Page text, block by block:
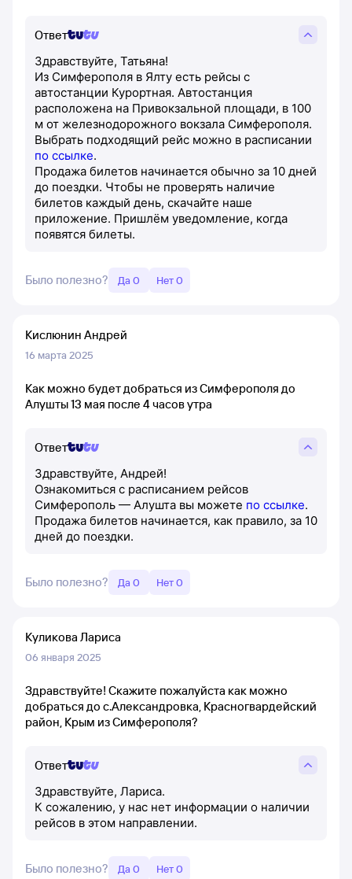
Ответ
Здравствуйте, Татьяна!
Из Симферополя в Ялту есть рейсы с
автостанции Курортная. Автостанция
расположена на Привокзальной площади, в 100
м от железнодорожного вокзала Симферополя.
Выбрать подходящий рейс можно в расписании
по ссылке.
Продажа билетов начинается обычно за 10 дней
до поездки. Чтобы не проверять наличие
билетов каждый день, скачайте наше
приложение. Пришлём уведомление, когда
появятся билеты.
Было полезно? Да 0 Нет 0
Кислюнин Андрей
16 марта 2025
Как можно будет добраться из Симферополя до
Алушты 13 мая после 4 часов утра
Ответ
Здравствуйте, Андрей!
Ознакомиться с расписанием рейсов
Симферополь — Алушта вы можете по ссылке.
Продажа билетов начинается, как правило, за 10
дней до поездки.
Было полезно? Да 0 Нет 0
Куликова Лариса
06 января 2025
Здравствуйте! Скажите пожалуйста как можно
добраться до с.Александровка, Красногвардейский
район, Крым из Симферополя?
Ответ
Здравствуйте, Лариса.
К сожалению, у нас нет информации о наличии
рейсов в этом направлении.
Было полезно? Да 0 Нет 0